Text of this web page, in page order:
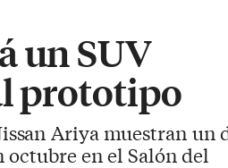
un SUV
prototipo
Ariya muestran un
en el Salón del